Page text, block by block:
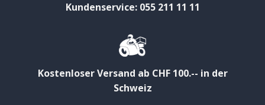
Kundenservice: 055 211 11 11
Kostenloser Versand ab CHF 100.-- in der
Schweiz